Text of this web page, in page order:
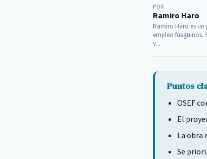
POR
Ramiro Haro
Ramiro Haro es
empleo fueguinos.
y...
Puntos
OSEF
El
La obra
Se